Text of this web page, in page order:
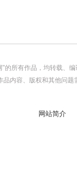
的所有作品，均转载、
内容、版权和其他问
网站简介